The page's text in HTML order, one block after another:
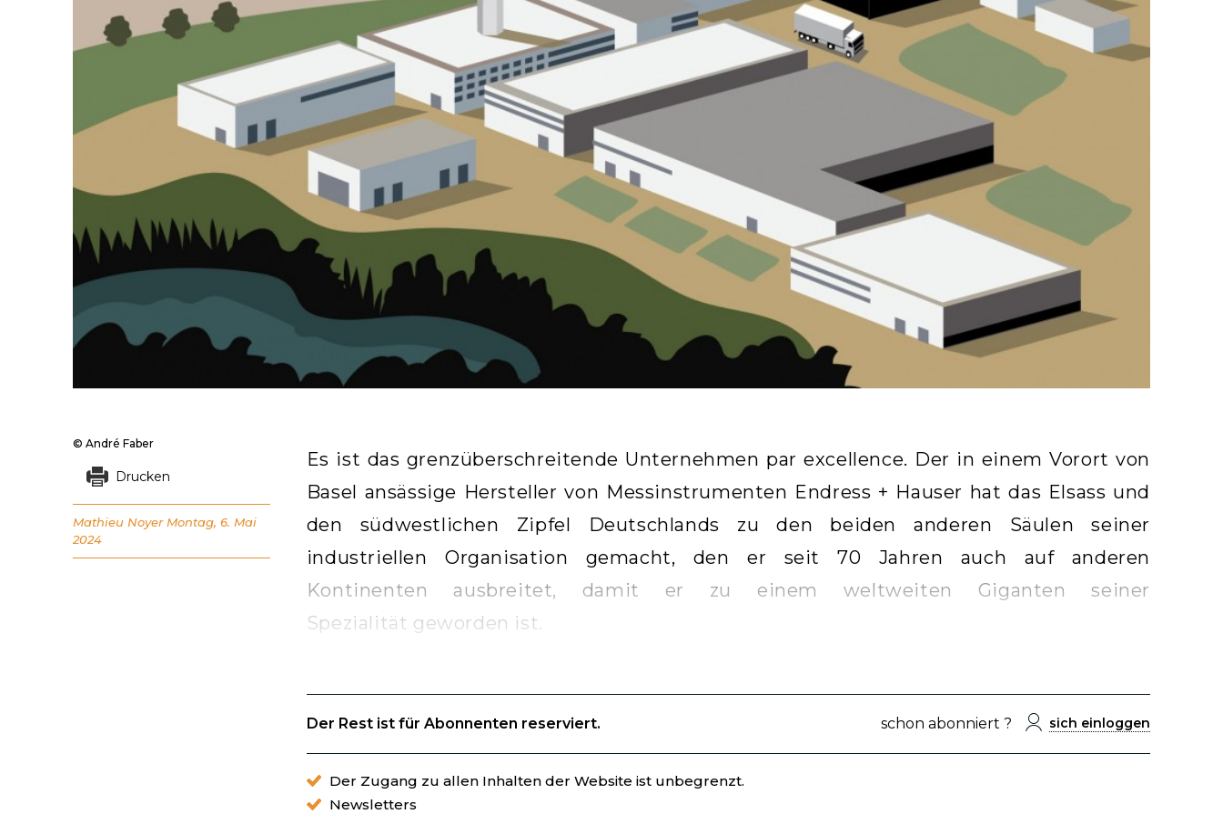
Es ist das grenzüberschreitende Unternehmen par excellence. Der in einem Vorort von
Basel ansässige Hersteller von Messinstrumenten Endress + Hauser hat das Elsass und
den südwestlichen Zipfel Deutschlands zu den beiden anderen Säulen seiner
industriellen Organisation gemacht, den er seit 70 Jahren auch auf anderen
Kontinenten ausbreitet, damit er zu einem weltweiten Giganten seiner
Spezialität geworden ist.
Der Rest ist für Abonnenten reserviert. schon abonniert ? sich einloggen
Der Zugang zu allen Inhalten der Website ist unbegrenzt.
Newsletters
© André Faber
Drucken
Mathieu Noyer Montag, 6. Mai
2024